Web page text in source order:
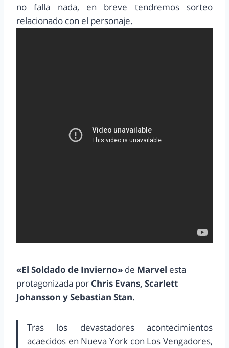
no falla nada, en breve tendremos sorteo
relacionado con el personaje.
«El Soldado de Invierno» de Marvel esta
protagonizada por Chris Evans, Scarlett
Johansson y Sebastian Stan.
Tras los devastadores acontecimientos
acaecidos en Nueva York con Los Vengadores,